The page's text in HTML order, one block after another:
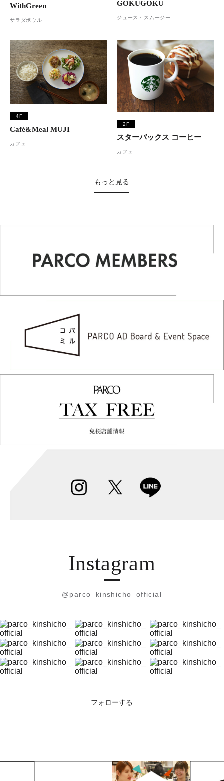
WithGreen
サラダボウル
GOKUGOKU
ジュース・スムージー
4F
Café&Meal MUJI
カフェ
2F
スターバックス コーヒー
カフェ
もっと見る
Instagram
@parco_kinshicho_official
フォローする